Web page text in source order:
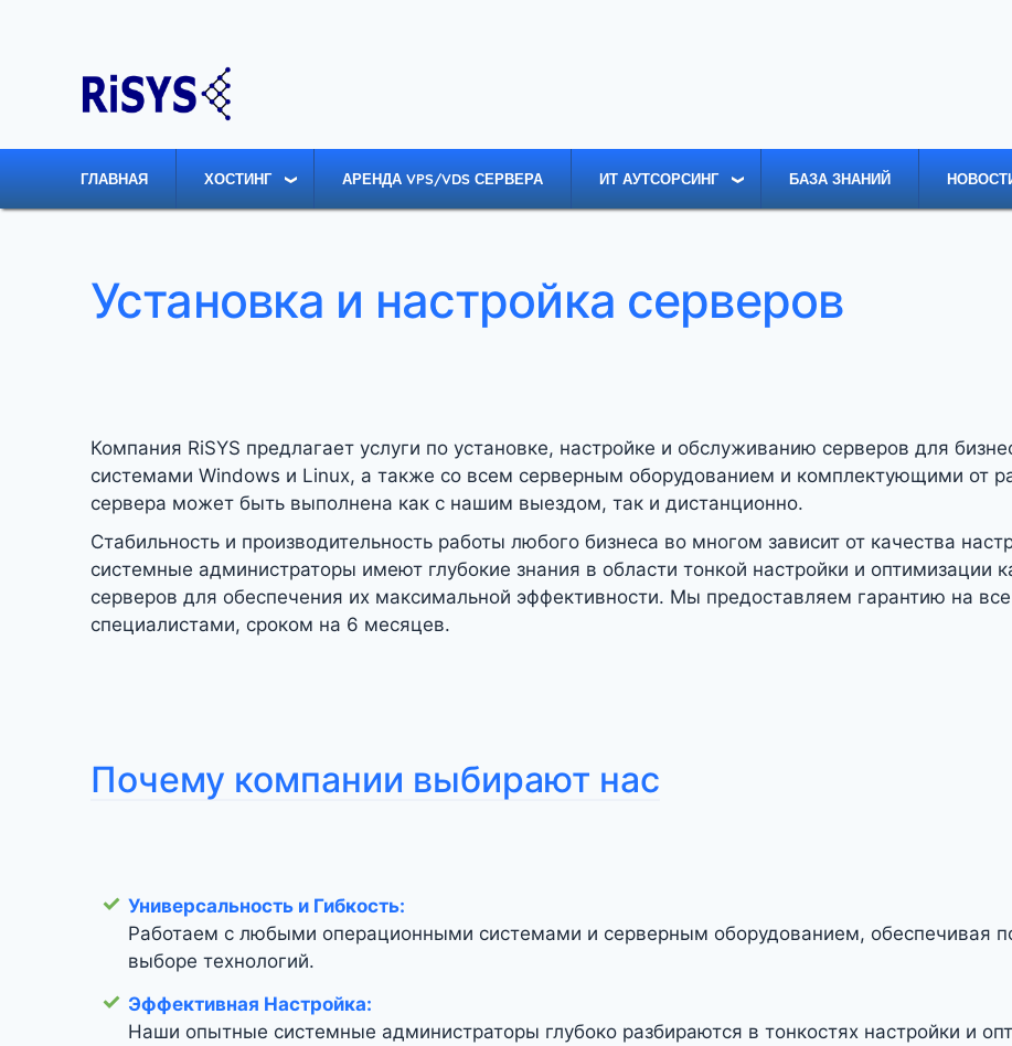
содержанию
ГЛАВНАЯ ХОСТИНГ АРЕНДА VPS/VDS СЕРВЕРА ИТ АУТСОРСИНГ БАЗА ЗНАНИЙ
Установка и настройка серверов
Компания RiSYS предлагает услуги по установке, настройке и обслуживанию серверов для
системами Windows и Linux, а также со всем серверным оборудованием и комплектующими от
сервера может быть выполнена как с нашим выездом, так и дистанционно.
Стабильность и производительность работы любого бизнеса во многом зависит от качества
системные администраторы имеют глубокие знания в области тонкой настройки и оптимизации
серверов для обеспечения их максимальной эффективности. Мы предоставляем гарантию на
специалистами, сроком на 6 месяцев.
Почему компании выбирают нас
Универсальность и Гибкость:
Работаем с любыми операционными системами и серверным оборудованием, обеспечивая
выборе технологий.
Эффективная Настройка:
Наши опытные системные администраторы глубоко разбираются в тонкостях настройки и